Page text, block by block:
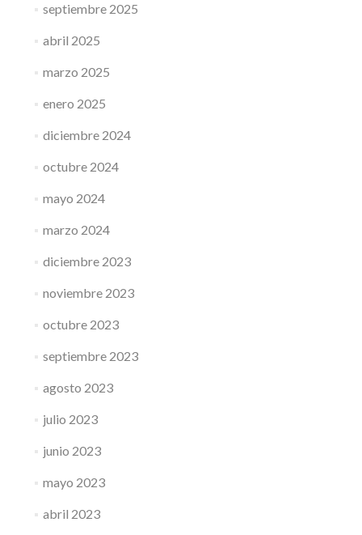
septiembre 2025
abril 2025
marzo 2025
enero 2025
diciembre 2024
octubre 2024
mayo 2024
marzo 2024
diciembre 2023
noviembre 2023
octubre 2023
septiembre 2023
agosto 2023
julio 2023
junio 2023
mayo 2023
abril 2023